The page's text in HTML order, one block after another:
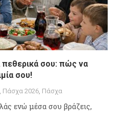
σου: πώς να
σου!
, Πάσχα 2026, Πάσχα
ενώ μέσα σου βράζεις,